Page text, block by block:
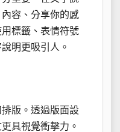
容、分享你的感
標籤、表情符號
明更吸引人。
版。透過版面設
具視覺衝擊力。